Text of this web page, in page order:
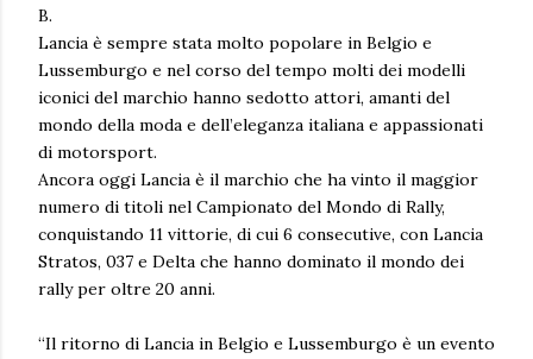
B.
Lancia è sempre stata molto popolare in Belgio e
Lussemburgo e nel corso del tempo molti dei modelli
iconici del marchio hanno sedotto attori, amanti del
mondo della moda e dell’eleganza italiana e appassionati
di motorsport.
Ancora oggi Lancia è il marchio che ha vinto il maggior
numero di titoli nel Campionato del Mondo di Rally,
conquistando 11 vittorie, di cui 6 consecutive, con Lancia
Stratos, 037 e Delta che hanno dominato il mondo dei
rally per oltre 20 anni.
“Il ritorno di Lancia in Belgio e Lussemburgo è un evento